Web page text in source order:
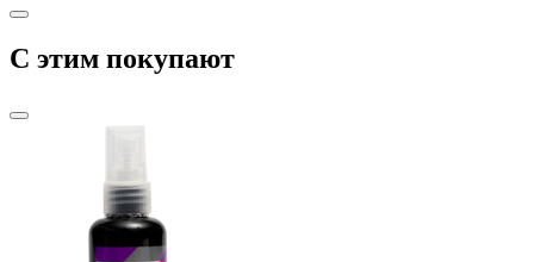
C этим покупают